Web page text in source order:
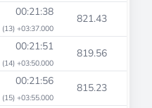
00:21:38
(13) +03:37.000
821.43
00:21:51
(14) +03:50.000
819.56
00:21:56
(15) +03:55.000
815.23